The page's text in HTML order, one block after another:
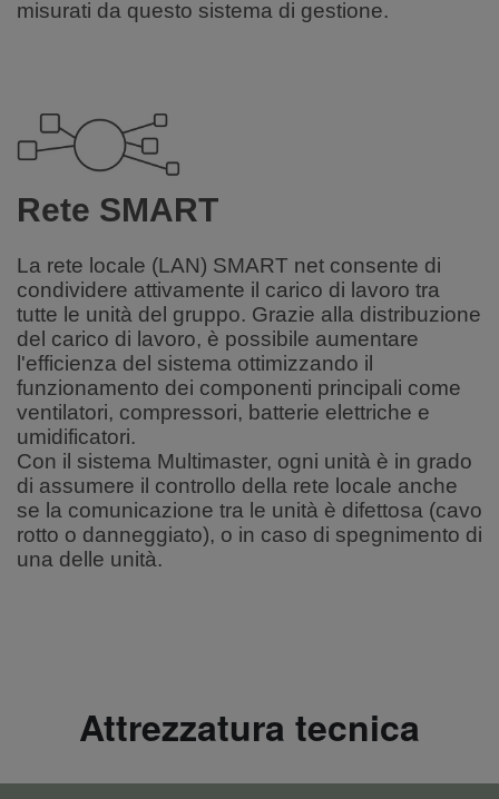
misurati da questo sistema di gestione.
Rete SMART
La rete locale (LAN) SMART net consente di
condividere attivamente il carico di lavoro tra
tutte le unità del gruppo. Grazie alla distribuzione
del carico di lavoro, è possibile aumentare
l'efficienza del sistema ottimizzando il
funzionamento dei componenti principali come
ventilatori, compressori, batterie elettriche e
umidificatori.
Con il sistema Multimaster, ogni unità è in grado
di assumere il controllo della rete locale anche
se la comunicazione tra le unità è difettosa (cavo
rotto o danneggiato), o in caso di spegnimento di
una delle unità.
Attrezzatura tecnica